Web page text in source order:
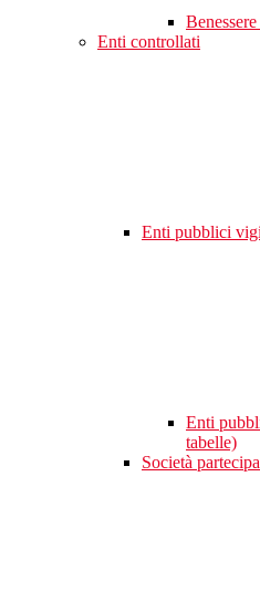
Enti controllati
Enti pubblici
Enti
tabelle)
Società